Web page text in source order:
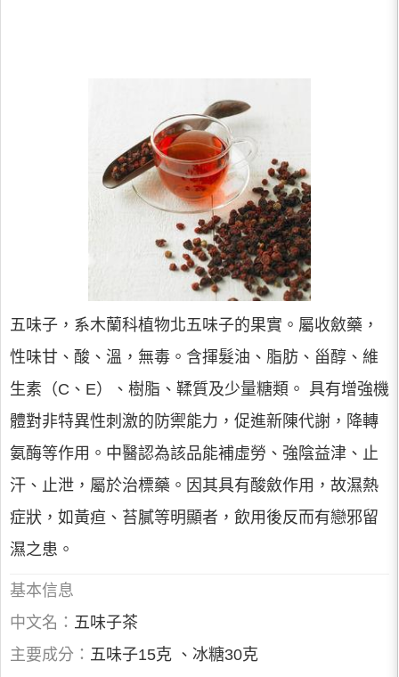
五味子，系木蘭科植物北五味子的果實。屬收斂藥，
性味甘、酸、溫，無毒。含揮髮油、脂肪、甾醇、維
生素（C、E）、樹脂、鞣質及少量糖類。 具有增強機
體對非特異性刺激的防禦能力，促進新陳代謝，降轉
氨酶等作用。中醫認為該品能補虛勞、強陰益津、止
汗、止泄，屬於治標藥。因其具有酸斂作用，故濕熱
症狀，如黃疸、苔膩等明顯者，飲用後反而有戀邪留
濕之患。
基本信息
中文名： 五味子茶
主要成分： 五味子15克 、冰糖30克